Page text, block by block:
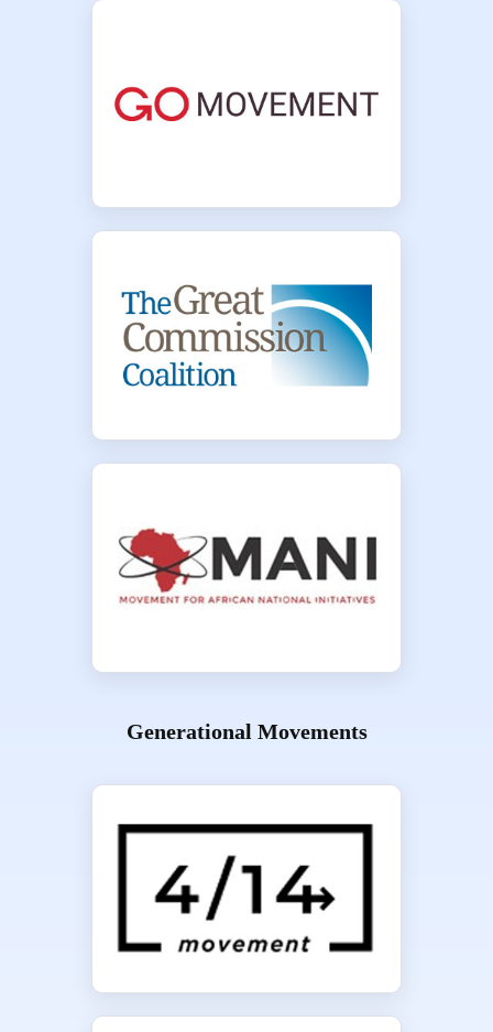
Generational Movements